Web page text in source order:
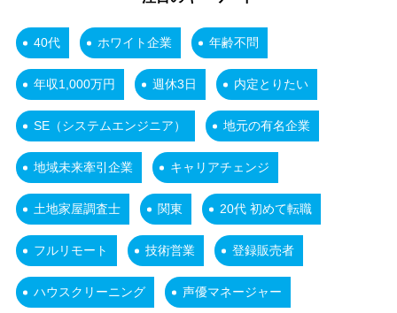
40代 ホワイト企業 年齢不問
年収1,000万円 週休3日 内定とりたい
SE（システムエンジニア） 地元の有名企業
地域未来牽引企業 キャリアチェンジ
土地家屋調査士 関東 20代 初めて転職
フルリモート 技術営業 登録販売者
ハウスクリーニング 声優マネージャー